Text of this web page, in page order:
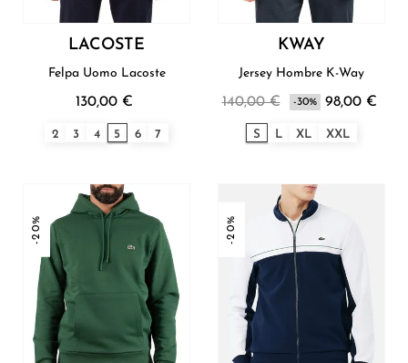
LACOSTE
Felpa Uomo Lacoste
130,00 €
2 3 4 5 6 7
KWAY
Jersey Hombre K-Way
140,00 € -30% 98,00 €
S L XL XXL
-20% -20%